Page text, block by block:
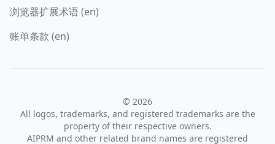
浏览器扩展术语 (en)
账单条款 (en)
© 2026
All logos, trademarks, and registered trademarks are the
property of their respective owners.
AIPRM and other related brand names are registered